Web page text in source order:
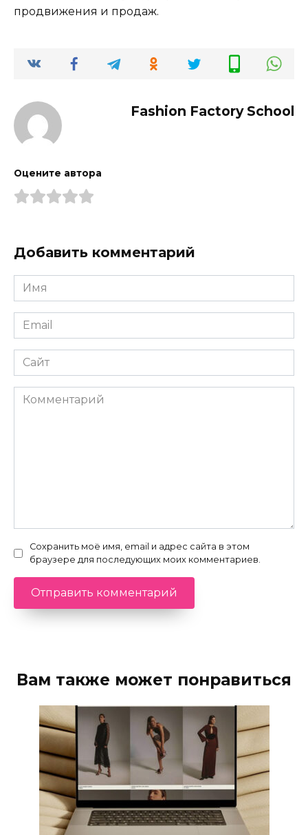
продвижения и продаж.
Fashion Factory School
Оцените автора
Добавить комментарий
Имя
*
Email
*
Сайт
Комментарий
Сохранить моё имя, email и адрес сайта в этом
браузере для последующих моих комментариев.
Вам также может понравиться